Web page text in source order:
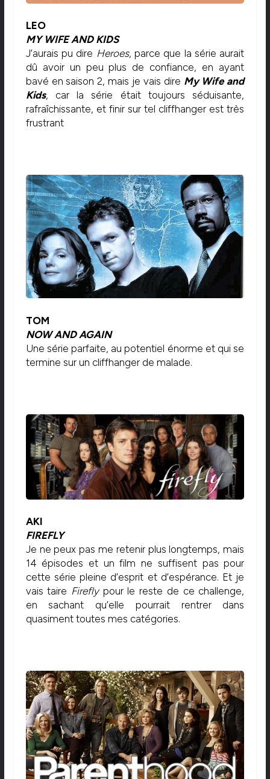
LEO
MY WIFE AND KIDS
J’aurais pu dire Heroes, parce que la série aurait
dû avoir un peu plus de confiance, en ayant
bavé en saison 2, mais je vais dire My Wife and
Kids, car la série était toujours séduisante,
rafraîchissante, et finir sur tel cliffhanger est très
frustrant
TOM
NOW AND AGAIN
Une série parfaite, au potentiel énorme et qui se
termine sur un cliffhanger de malade.
AKI
FIREFLY
Je ne peux pas me retenir plus longtemps, mais
14 épisodes et un film ne suffisent pas pour
cette série pleine d’esprit et d’espérance. Et je
vais taire Fireflypour le reste de ce challenge,
en sachant qu’elle pourrait rentrer dans
quasiment toutes mes catégories.